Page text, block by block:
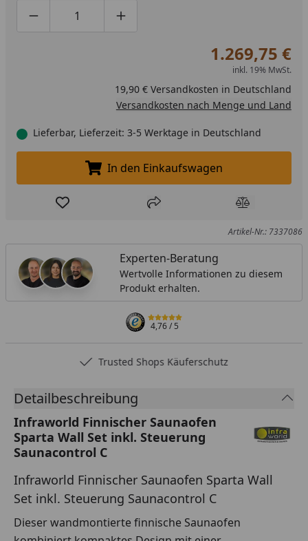
Produktmenge um eins verringern
Produktmenge manuell eingeben
Produktmenge um eins erhöhen
1.269,75 €
inkl. 19% MwSt.
19,90 € Versandkosten in Deutschland
Versandkosten nach Menge und Land
Lieferbar, Lieferzeit: 3-5 Werktage in Deutschland
In den Einkaufswagen legen
In den Einkaufswagen
Produkt zur Wunschliste hinzufügen
Teilen Produkt
Artikel-Nr.: 7337086
Experten-Beratung
Wertvolle Informationen zu diesem
Produkt erhalten.
4,76/ 5
Trusted Shops Käuferschutz
Detailbeschreibung
Infraworld Finnischer Saunaofen
Sparta Wall Set inkl. Steuerung
Saunacontrol C
Infraworld Finnischer Saunaofen Sparta Wall
Set inkl. Steuerung Saunacontrol C
Dieser wandmontierte finnische Saunaofen